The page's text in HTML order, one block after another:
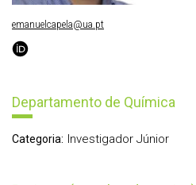
Departamento de Química
Categoria: Investigador Júnior
emanuelcapela@ua.pt